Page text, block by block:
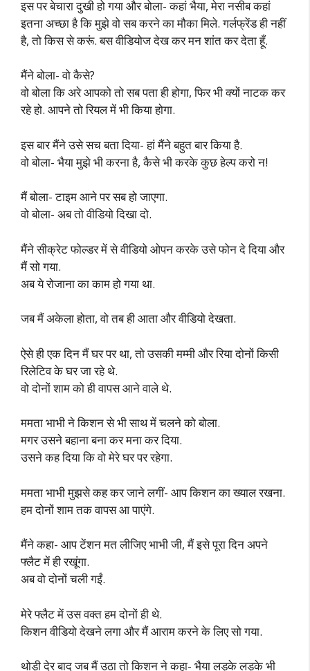
इस पर बेचारा दुखी हो गया और बोला- कहां भैया, मेरा नसीब कहां
इतना अच्छा है कि मुझे वो सब करने का मौका मिले. गर्लफ्रेंड ही नहीं
है, तो किस से करूं. बस वीडियोज देख कर मन शांत कर देता हूँ.
मैंने बोला- वो कैसे?
वो बोला कि अरे आपको तो सब पता ही होगा, फिर भी क्यों नाटक कर
रहे हो. आपने तो रियल में भी किया होगा.
इस बार मैंने उसे सच बता दिया- हां मैंने बहुत बार किया है.
वो बोला- भैया मुझे भी करना है, कैसे भी करके कुछ हेल्प करो न!
मैं बोला- टाइम आने पर सब हो जाएगा.
वो बोला- अब तो वीडियो दिखा दो.
मैंने सीक्रेट फोल्डर में से वीडियो ओपन करके उसे फोन दे दिया और
मैं सो गया.
अब ये रोजाना का काम हो गया था.
जब मैं अकेला होता, वो तब ही आता और वीडियो देखता.
ऐसे ही एक दिन मैं घर पर था, तो उसकी मम्मी और रिया दोनों किसी
रिलेटिव के घर जा रहे थे.
वो दोनों शाम को ही वापस आने वाले थे.
ममता भाभी ने किशन से भी साथ में चलने को बोला.
मगर उसने बहाना बना कर मना कर दिया.
उसने कह दिया कि वो मेरे घर पर रहेगा.
ममता भाभी मुझसे कह कर जाने लगीं- आप किशन का ख्याल रखना.
हम दोनों शाम तक वापस आ पाएंगे.
मैंने कहा- आप टेंशन मत लीजिए भाभी जी, मैं इसे पूरा दिन अपने
फ्लैट में ही रखूंगा.
अब वो दोनों चली गईं.
मेरे फ्लैट में उस वक्त हम दोनों ही थे.
किशन वीडियो देखने लगा और मैं आराम करने के लिए सो गया.
थोड़ी देर बाद जब मैं उठा तो किशन ने कहा- भैया लड़के लड़के भी